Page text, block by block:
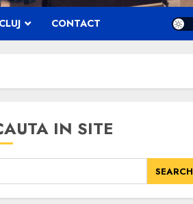
CONTACT
IN SITE
SEARCH